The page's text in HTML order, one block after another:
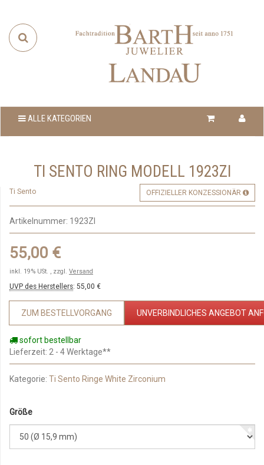
ALLE KATEGORIEN
TI SENTO RING MODELL 1923ZI
Ti Sento OFFIZIELLER KONZESSIONÄR
Artikelnummer: 1923ZI
55,00 €
inkl. 19% USt. , zzgl. Versand
UVP des Herstellers: 55,00 €
ZUM BESTELLVORGANG UNVERBINDLICHES ANGEBOT
sofort bestellbar
Lieferzeit: 2 - 4 Werktage**
Kategorie: Ti Sento Ringe White Zirconium
Größe